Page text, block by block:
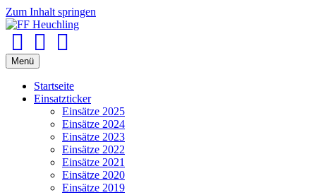
Zum Inhalt springen
Menü
Startseite
Einsatzticker
Einsätze 2025
Einsätze 2024
Einsätze 2023
Einsätze 2022
Einsätze 2021
Einsätze 2020
Einsätze 2019